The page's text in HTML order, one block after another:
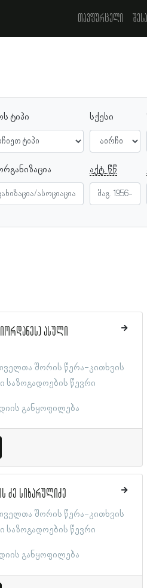
თავფურცელი
ტიპი სქესი
აქტ. წწ
ასული
შორის წერა-კითხვის
საზოგადოების წევრი
განყოფილება
ძე სიხარულიძე
შორის წერა-კითხვის
საზოგადოების წევრი
განყოფილება